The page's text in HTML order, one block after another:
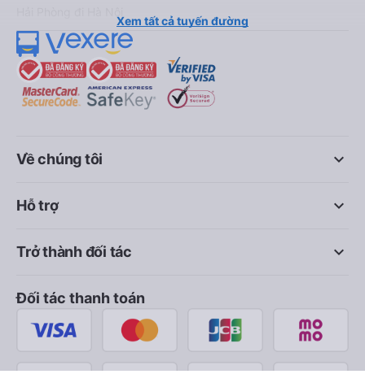
Xem tất cả tuyến đường
keyboard_arrow_down
Về chúng tôi
keyboard_arrow_down
Hỗ trợ
keyboard_arrow_down
Trở thành đối tác
Đối tác thanh toán